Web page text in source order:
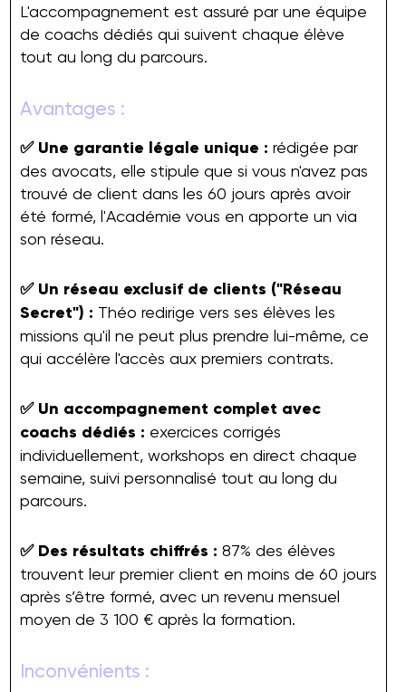
L'accompagnement est assuré par une équipe
de coachs dédiés qui suivent chaque élève
tout au long du parcours.
Avantages :
✅ Une garantie légale unique : rédigée par
des avocats, elle stipule que si vous n'avez pas
trouvé de client dans les 60 jours après avoir
été formé, l'Académie vous en apporte un via
son réseau.
✅ Un réseau exclusif de clients ("Réseau
Secret") : Théo redirige vers ses élèves les
missions qu'il ne peut plus prendre lui-même, ce
qui accélère l'accès aux premiers contrats.
✅ Un accompagnement complet avec
coachs dédiés : exercices corrigés
individuellement, workshops en direct chaque
semaine, suivi personnalisé tout au long du
parcours.
✅ Des résultats chiffrés : 87% des élèves
trouvent leur premier client en moins de 60 jours
après s’être formé, avec un revenu mensuel
moyen de 3 100 € après la formation.
Inconvénients :